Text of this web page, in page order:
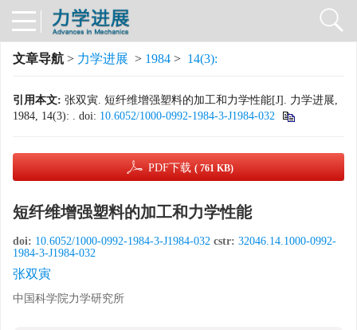
文章导航 > 力学进展 > 1984 > 14(3):
引用本文: 张双寅. 短纤维增强塑料的加工和力学性能[J]. 力学进展,
1984, 14(3): . doi: 10.6052/1000-0992-1984-3-J1984-032
PDF下载 ( 761 KB)
短纤维增强塑料的加工和力学性能
doi: 10.6052/1000-0992-1984-3-J1984-032 cstr: 32046.14.1000-0992-
1984-3-J1984-032
张双寅
中国科学院力学研究所